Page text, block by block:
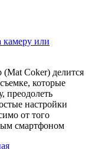
камеру или
Coker) делится
которые
преодолеть
настройки
от того
смартфоном